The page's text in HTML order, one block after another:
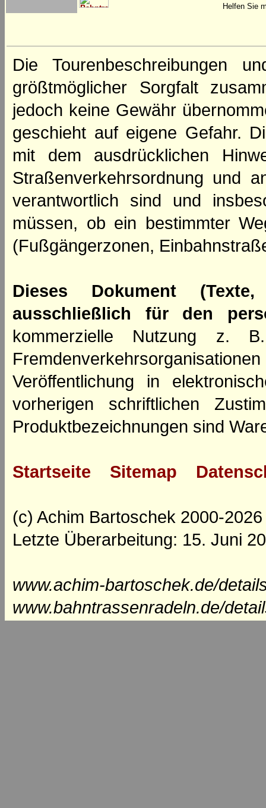
Helfen Sie
Die Tourenbeschreibungen
größtmöglicher Sorgfalt
jedoch keine Gewähr
geschieht auf eigene Gefahr.
mit dem ausdrücklichen
Straßenverkehrsordnung und
verantwortlich sind und
müssen, ob ein bestimmter
(Fußgängerzonen,
Dieses Dokument
ausschließlich für den
kommerzielle Nutzung z.
Veröffentlichung in
vorherigen schriftlichen
Produktbezeichnungen sind
Startseite Sitemap
(c) Achim Bartoschek 2000-2026
Letzte Überarbeitung: 15. Juni
www.achim-bartoschek.de/
www.bahntrassenradeln.de/